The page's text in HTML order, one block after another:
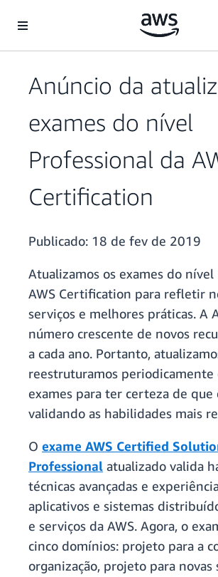
Pular para o conteúdo principal
Anúncio da
exames do nível
Professional da
Certification
Publicado: 18 de fev de 2019
Atualizamos os exames do
AWS Certification para refletir
serviços e melhores práticas. A
número crescente de novos
a cada ano. Portanto,
reestruturamos periodicamente
exames para ter certeza de que
validando as habilidades mais
O exame AWS Certified
Professional atualizado valida
técnicas avançadas e
aplicativos e sistemas
e serviços da AWS. Agora, o
cinco domínios: projeto para a
organização, projeto para novas